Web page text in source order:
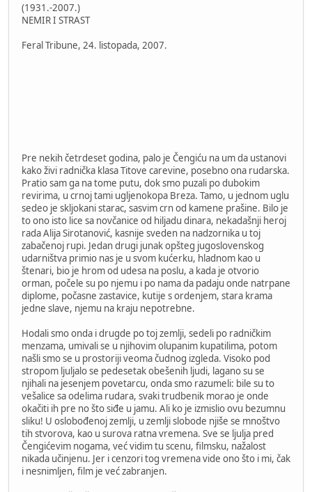
(1931.-2007.)
NEMIR I STRAST
Feral Tribune, 24. listopada, 2007.
Pre nekih četrdeset godina, palo je Čengiću na um da ustanovi
kako živi radnička klasa Titove carevine, posebno ona rudarska.
Pratio sam ga na tome putu, dok smo puzali po dubokim
revirima, u crnoj tami ugljenokopa Breza. Tamo, u jednom uglu
sedeo je skljokani starac, sasvim crn od kamene prašine. Bilo je
to ono isto lice sa novčanice od hiljadu dinara, nekadašnji heroj
rada Alija Sirotanović, kasnije sveden na nadzornika u toj
zabačenoj rupi. Jedan drugi junak opšteg jugoslovenskog
udarništva primio nas je u svom kućerku, hladnom kao u
štenari, bio je hrom od udesa na poslu, a kada je otvorio
orman, počele su po njemu i po nama da padaju onde natrpane
diplome, počasne zastavice, kutije s ordenjem, stara krama
jedne slave, njemu na kraju nepotrebne.
Hodali smo onda i drugde po toj zemlji, sedeli po radničkim
menzama, umivali se u njihovim olupanim kupatilima, potom
našli smo se u prostoriji veoma čudnog izgleda. Visoko pod
stropom ljuljalo se pedesetak obešenih ljudi, lagano su se
njihali na jesenjem povetarcu, onda smo razumeli: bile su to
vešalice sa odelima rudara, svaki trudbenik morao je onde
okačiti ih pre no što siđe u jamu. Ali ko je izmislio ovu bezumnu
sliku! U oslobođenoj zemlji, u zemlji slobode njiše se mnoštvo
tih stvorova, kao u surova ratna vremena. Sve se ljulja pred
Čengićevim nogama, već vidim tu scenu, filmsku, nažalost
nikada učinjenu. Jer i cenzori tog vremena vide ono što i mi, čak
i nesnimljen, film je već zabranjen.